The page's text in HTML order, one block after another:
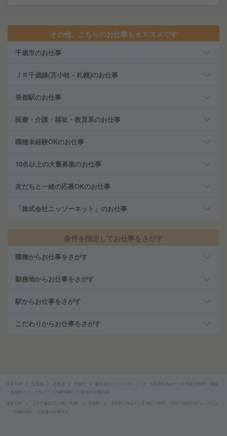
その他、こちらのお仕事もオススメです
千歳市のお仕事
ＪＲ千歳線(苫小牧－札幌)のお仕事
長都駅のお仕事
医療・介護・福祉・教育系のお仕事
職種未経験OKのお仕事
10名以上の大量募集のお仕事
友だちと一緒の応募OKのお仕事
「株式会社ニッソーネット」のお仕事
条件を指定してお仕事をさがす
職種からお仕事をさがす
勤務地からお仕事をさがす
駅からお仕事をさがす
こだわりからお仕事をさがす
派遣TOP 北海道 北海道 千歳市 株式会社ニッソーネット
【医療行為はナシ】時給1300円！病院
で備品のチェックなど＊（106816901）の派遣の仕事詳細
派遣TOP ＪＲ千歳線(苫小牧－札幌) 長都駅
【医療行為はナシ】時給1300円！病院で備品のチェックなど
＊（106816901）の派遣の仕事詳細